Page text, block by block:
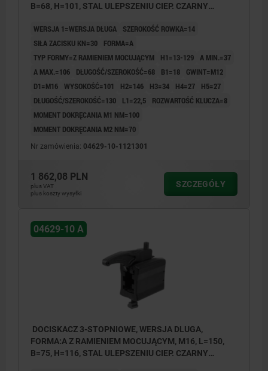
B=68, H=101, STAL ULEPSZENIU CIEP. CZARNY
WERSJA 1=WERSJA DŁUGA
SZEROKOŚĆ ROWKA=14
SIŁA ZACISKU KN=30
FORMA=A
TYP FORMY=Z RAMIENIEM MOCUJĄCYM
H1=13-129 A MIN.=37
A MAX.=106
DŁUGOŚĆ/SZEROKOŚĆ=68 B1=18
GWINT=M12
D1=M16 WYSOKOŚĆ=101 H2=146 H3=34 H4=27
H5=27
DŁUGOŚĆ/SZEROKOŚĆ=130
L1=22,5
ROZWARTOŚĆ KLUCZA=8
MOMENT DOKRĘCANIA M1 NM=100
MOMENT DOKRĘCANIA M2 NM=70
Nr zamówienia: 04629-10-1121301
1 862,08 PLN
plus VAT
plus koszty wysyłki
SZCZEGÓŁY
04629-10 A
DOCISKACZ 3-STOPNIOWE, WERSJA DLUGA,
FORMA:A Z RAMIENIEM MOCUJĄCYM, M16, L=150,
B=75, H=116, STAL ULEPSZENIU CIEP. CZARNY